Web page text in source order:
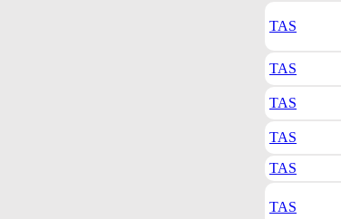
TAS
TAS
TAS
TAS
TAS
TAS